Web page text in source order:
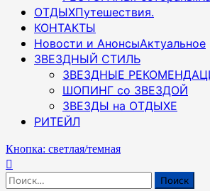
ОТДЫХПутешествия.
КОНТАКТЫ
Новости и АнонсыАктуальное
ЗВЕЗДНЫЙ СТИЛЬ
ЗВЕЗДНЫЕ
ШОПИНГ со ЗВЕЗДОЙ
ЗВЕЗДЫ на ОТДЫХЕ
РИТЕЙЛ
Кнопка: светлая/темная
Найти: